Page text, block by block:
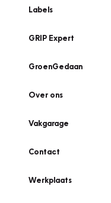
Labels
GRIP Expert
GroenGedaan
Over ons
Vakgarage
Contact
Werkplaats